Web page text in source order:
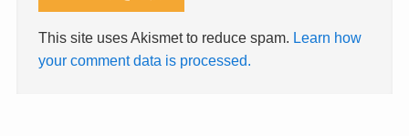
This site uses Akismet to reduce spam. Learn how
your comment data is processed.